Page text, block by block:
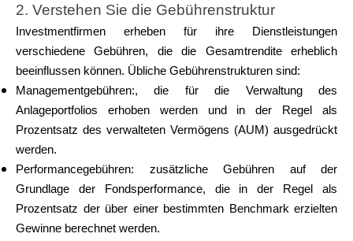
2. Verstehen Sie die Gebührenstruktur
Investmentfirmen erheben für ihre Dienstleistungen
verschiedene Gebühren, die die Gesamtrendite erheblich
beeinflussen können. Übliche Gebührenstrukturen sind:
Managementgebühren:, die für die Verwaltung des
Anlageportfolios erhoben werden und in der Regel als
Prozentsatz des verwalteten Vermögens (AUM) ausgedrückt
werden.
Performancegebühren: zusätzliche Gebühren auf der
Grundlage der Fondsperformance, die in der Regel als
Prozentsatz der über einer bestimmten Benchmark erzielten
Gewinne berechnet werden.